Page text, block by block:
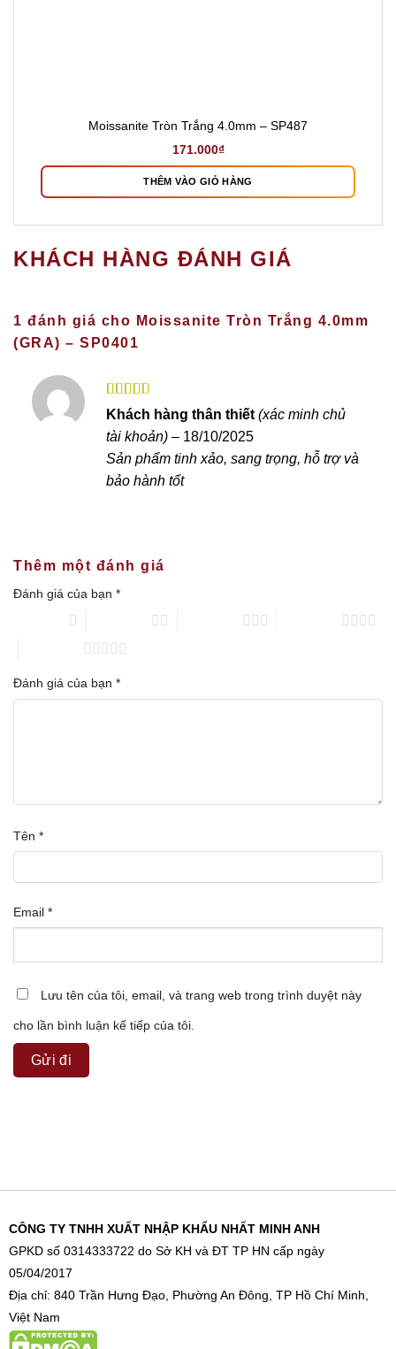
Moissanite Tròn Trắng 4.0mm – SP487
171.000₫
THÊM VÀO GIỎ HÀNG
KHÁCH HÀNG ĐÁNH GIÁ
1 đánh giá cho Moissanite Tròn Trắng 4.0mm
(GRA) – SP0401
Được xếp
hạng55 sao
Khách hàng thân thiết (xác minh chủ
tài khoản) – 18/10/2025
Sản phẩm tinh xảo, sang trọng, hỗ trợ và
bảo hành tốt
Thêm một đánh giá
Đánh giá của bạn *
Đánh giá của bạn *
Tên *
Email *
Lưu tên của tôi, email, và trang web trong trình duyệt này
cho lần bình luận kế tiếp của tôi.
CÔNG TY TNHH XUẤT NHẬP KHẨU NHẤT MINH ANH
GPKD số 0314333722 do Sở KH và ĐT TP HN cấp ngày
05/04/2017
Địa chỉ: 840 Trần Hưng Đạo, Phường An Đông, TP Hồ Chí Minh,
Việt Nam